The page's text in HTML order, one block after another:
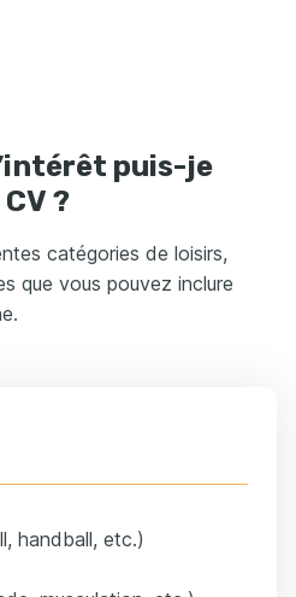
puis-je
?
catégories de loisirs,
que vous pouvez inclure
handball, etc.)